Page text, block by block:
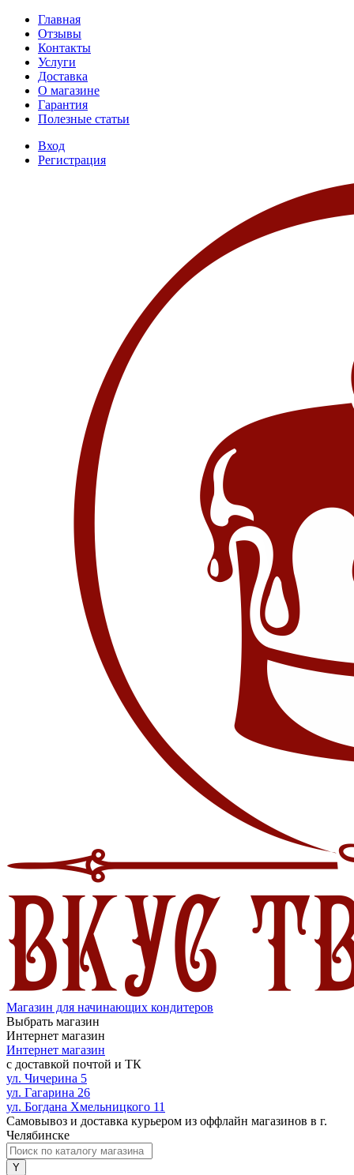
Главная
Отзывы
Контакты
Услуги
Доставка
О магазине
Гарантия
Полезные статьи
Вход
Регистрация
Магазин для начинающих кондитеров
Выбрать магазин
Интернет магазин
Интернет магазин
с доставкой почтой и ТК
ул. Чичерина 5
ул. Гагарина 26
ул. Богдана Хмельницкого 11
Самовывоз и доставка курьером из оффлайн магазинов в г.
Челябинске